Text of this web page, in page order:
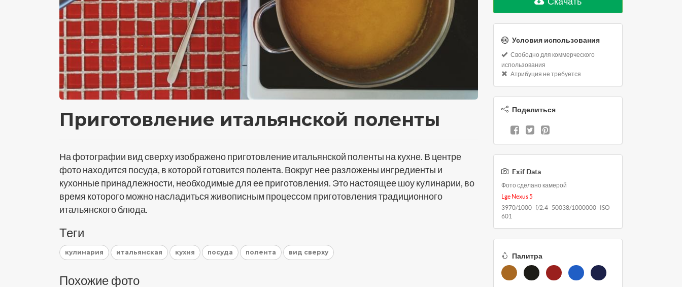
Приготовление итальянской поленты
На фотографии вид сверху изображено приготовление итальянской поленты на кухне. В центре
фото находится посуда, в которой готовится полента. Вокруг нее разложены ингредиенты и
кухонные принадлежности, необходимые для ее приготовления. Это настоящее шоу кулинарии, во
время которого можно насладиться живописным процессом приготовления традиционного
итальянского блюда.
Теги
кулинария итальянская кухня посуда полента вид сверху
Похожие фото
Условия использования
Свободно для коммерческого
использования
Атрибуция не требуется
Поделиться
Exif Data
Фото сделано камерой
Lge Nexus 5
3970/1000 f/2.4 50038/1000000 ISO
601
Палитра